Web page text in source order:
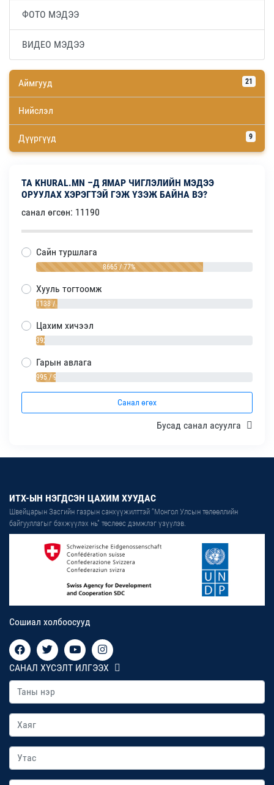
ФОТО МЭДЭЭ
ВИДЕО МЭДЭЭ
Аймгууд 21
Нийслэл
Дүүргүүд 9
ТА KHURAL.MN –Д ЯМАР ЧИГЛЭЛИЙН МЭДЭЭ
ОРУУЛАХ ХЭРЭГТЭЙ ГЭЖ ҮЗЭЖ БАЙНА ВЭ?
санал өгсөн: 11190
Сайн туршлага
8665 / 77%
Хууль тогтоомж
1138 / 10%
Цахим хичээл
392 / 4%
Гарын авлага
995 / 9%
Санал өгөх
Бусад санал асуулга
ИТХ-ЫН НЭГДСЭН ЦАХИМ ХУУДАС
Швейцарын Засгийн газрын санхүүжилттэй “Монгол Улсын төлөөллийн
байгууллагыг бэхжүүлэх нь” төслөөс дэмжлэг үзүүлэв.
Сошиал холбоосууд
САНАЛ ХҮСЭЛТ ИЛГЭЭХ